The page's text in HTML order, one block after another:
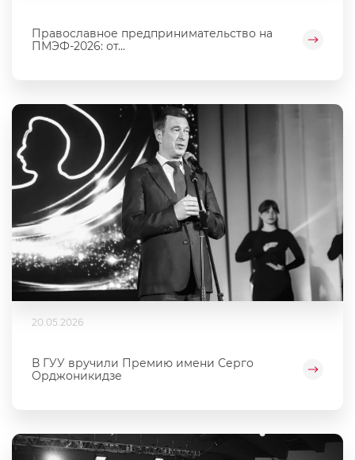
Православное предпринимательство на
ПМЭФ-2026: от...
20.05.2026
В ГУУ вручили Премию имени Серго
Орджоникидзе